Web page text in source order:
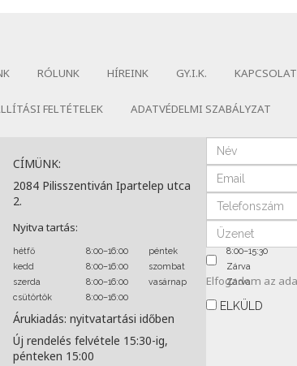
RÓLUNK HÍREINK GY.I.K. KAPCSOLAT
FELTÉTELEK ADATVÉDELMI SZABÁLYZAT
CÍMÜNK:
2084 Pilisszentiván Ipartelep utca
2.
Nyitva tartás:
hétfő 8:00–16:00 péntek
8:00–15:30
kedd
8:00–16:00 szombat
Zárva
szerda
8:00–16:00 vasárnap
Zárva
csütörtök
8:00–16:00
Árukiadás: nyitvatartási időben
Új rendelés felvétele 15:30-ig,
pénteken 15:00
Elfogadom az
ELKÜLD